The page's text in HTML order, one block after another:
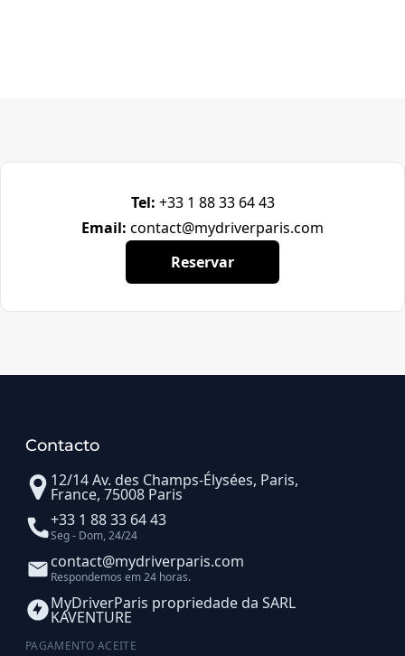
Tel: +33 1 88 33 64 43
Email: contact@mydriverparis.com
Reservar
Contacto
12/14 Av. des Champs-Élysées, Paris,
France, 75008 Paris
+33 1 88 33 64 43
Seg - Dom, 24/24
contact@mydriverparis.com
Respondemos em 24 horas.
MyDriverParis propriedade da SARL
KAVENTURE
PAGAMENTO ACEITE